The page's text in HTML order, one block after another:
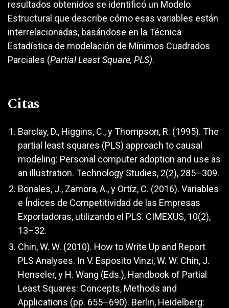
resultados obtenidos se identificó un Modelo
Estructural que describe cómo esas variables están
interrelacionadas, basándose en la Técnica
Estadística de modelación de Mínimos Cuadrados
Parciales (Partial Least Square, PLS).
Citas
Barclay, D., Higgins, C., y Thompson, R. (1995). The
partial least squares (PLS) approach to causal
modeling: Personal computer adoption and use as
an illustration. Technology Studies, 2(2), 285–309.
Bonales, J., Zamora, A., y Ortíz, C. (2016). Variables
e Índices de Competitividad de las Empresas
Exportadoras, utilizando el PLS. CIMEXUS, 10(2),
13–32.
Chin, W. W. (2010). How to Write Up and Report
PLS Analyses. In V. Esposito Vinzi, W. W. Chin, J.
Henseler, y H. Wang (Eds.), Handbook of Partial
Least Squares: Concepts, Methods and
Applications (pp. 655–690). Berlin, Heidelberg: